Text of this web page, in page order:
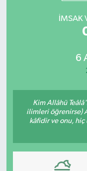
İMSAK
6
Kim Allâhü
ilimleri öğrenirse)
kâfidir ve onu, hiç
Son Dakika